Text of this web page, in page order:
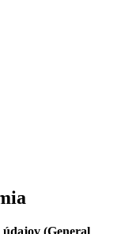
údajov (General